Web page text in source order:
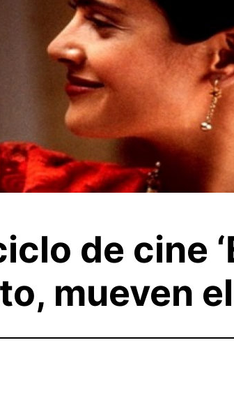
de cine
mueven el